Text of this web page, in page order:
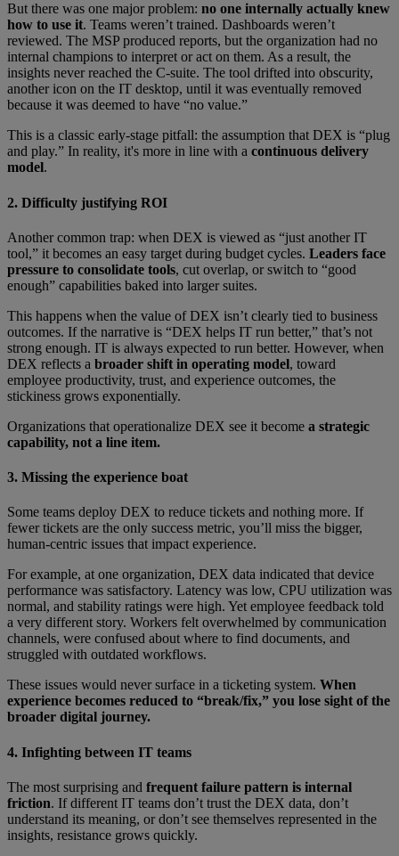
But there was one major problem: no one internally actually knew
how to use it. Teams weren’t trained. Dashboards weren’t
reviewed. The MSP produced reports, but the organization had no
internal champions to interpret or act on them. As a result, the
insights never reached the C-suite. The tool drifted into obscurity,
another icon on the IT desktop, until it was eventually removed
because it was deemed to have “no value.”
This is a classic early-stage pitfall: the assumption that DEX is “plug
and play.” In reality, it's more in line with a continuous delivery
model.
2. Difficulty justifying ROI
Another common trap: when DEX is viewed as “just another IT
tool,” it becomes an easy target during budget cycles. Leaders face
pressure to consolidate tools, cut overlap, or switch to “good
enough” capabilities baked into larger suites.
This happens when the value of DEX isn’t clearly tied to business
outcomes. If the narrative is “DEX helps IT run better,” that’s not
strong enough. IT is always expected to run better. However, when
DEX reflects a broader shift in operating model, toward
employee productivity, trust, and experience outcomes, the
stickiness grows exponentially.
Organizations that operationalize DEX see it become a strategic
capability, not a line item.
3. Missing the experience boat
Some teams deploy DEX to reduce tickets and nothing more. If
fewer tickets are the only success metric, you’ll miss the bigger,
human-centric issues that impact experience.
For example, at one organization, DEX data indicated that device
performance was satisfactory. Latency was low, CPU utilization was
normal, and stability ratings were high. Yet employee feedback told
a very different story. Workers felt overwhelmed by communication
channels, were confused about where to find documents, and
struggled with outdated workflows.
These issues would never surface in a ticketing system. When
experience becomes reduced to “break/fix,” you lose sight of the
broader digital journey.
4. Infighting between IT teams
The most surprising and frequent failure pattern is internal
friction. If different IT teams don’t trust the DEX data, don’t
understand its meaning, or don’t see themselves represented in the
insights, resistance grows quickly.